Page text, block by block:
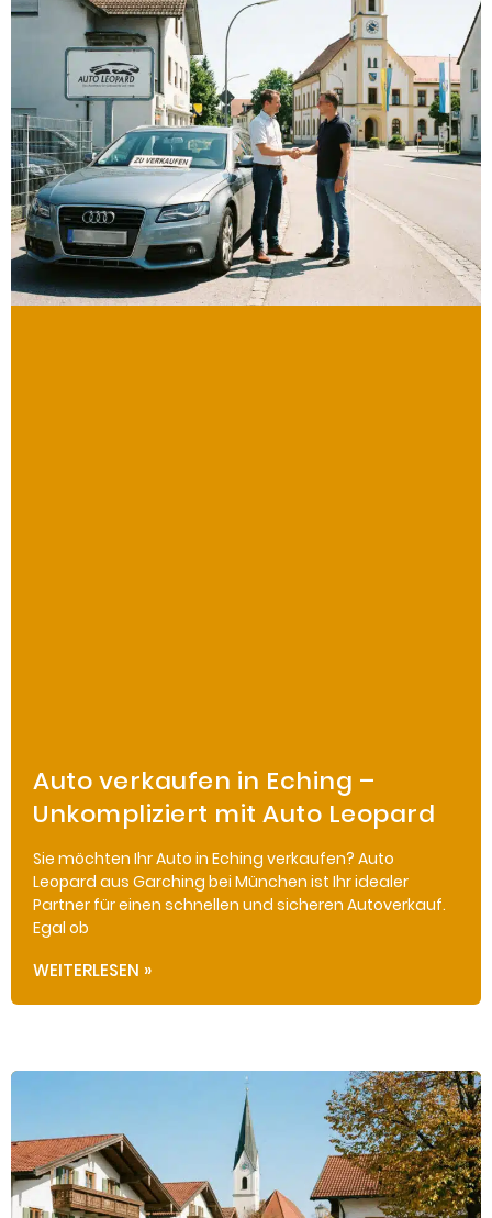
Auto verkaufen in Eching –
Unkompliziert mit Auto Leopard
Sie möchten Ihr Auto in Eching verkaufen? Auto
Leopard aus Garching bei München ist Ihr idealer
Partner für einen schnellen und sicheren Autoverkauf.
Egal ob
WEITERLESEN »